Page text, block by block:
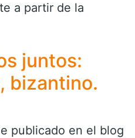
a partir de la
juntos:
bizantino.
publicado en el blog